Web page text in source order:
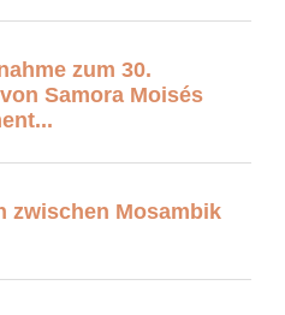
zum 30.
Samora Moisés
zwischen Mosambik